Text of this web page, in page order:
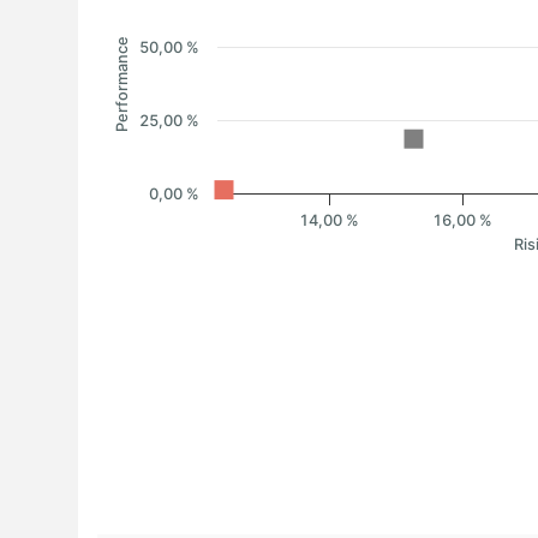
Performance
14,00 % 16,00 %
0,00 %
25,00 %
50,00 %